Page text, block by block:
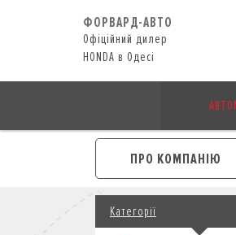
ФОРВАРД-АВТО
Офіційний дилер
HONDA в Одесі
ПРО КОМПАНІЮ
Категорії